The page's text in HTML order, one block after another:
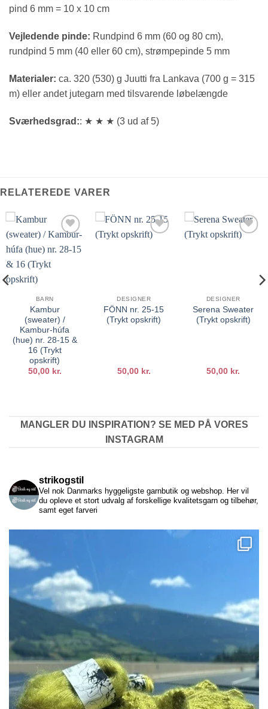
pind 6 mm = 10 x 10 cm
Vejledende pinde: Rundpind 6 mm (60 og 80 cm),
rundpind 5 mm (40 eller 60 cm), strømpepinde 5 mm
Materialer: ca. 320 (530) g Juutti fra Lankava (700 g = 315
m) eller andet jutegarn med tilsvarende løbelængde
Sværhedsgrad:: ★ ★ ★ (3 ud af 5)
RELATEREDE VARER
ønskeliste
BARN
Kambur
(sweater) /
Kambur-húfa
(hue) nr. 28-15 &
16 (Trykt
opskrift)
50,00 kr.
Tilføj til
DESIGNER
FÖNN nr. 25-15
(Trykt opskrift)
50,00 kr.
Tilføj til
DESIGNER
Serena Sweater
(Trykt opskrift)
50,00 kr.
MANGLER DU INSPIRATION? SE MED PÅ VORES
INSTAGRAM
strikogstil
Vel nok Danmarks hyggeligste garnbutik og webshop. Her vil
du opleve et stort udvalg af forskellige kvalitetsgarn og tilbehør,
samt eget farveri